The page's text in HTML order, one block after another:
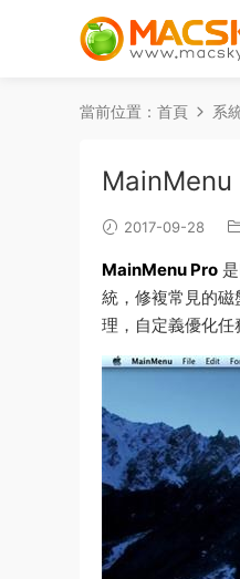
當前位置： 首頁 系
MainMenu
2017-09-28
MainMenu Pro
統，修複常見的
理，自定義優化任